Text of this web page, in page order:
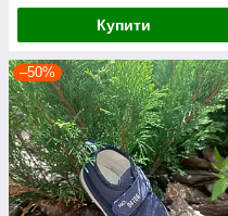
Купити
–50%